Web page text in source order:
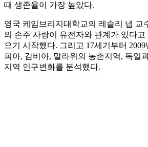
때 생존율이 가장 높았다.
영국 케임브리지대학교의 레슬리 냅 교
의 손주 사랑이 유전자와 관계가 있다고
으기 시작했다. 그리고 17세기부터
피아, 감비아, 말라위의 농촌지역, 독일
지역 인구변화를 분석했다.